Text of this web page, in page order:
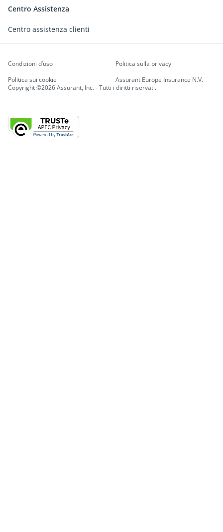
Centro Assistenza
Centro assistenza clienti
Copyright ©2026 Assurant, Inc. - Tutti i diritti riservati.
Condizioni d’uso
Politica sulla privacy
Politica sui cookie
Assurant Europe Insurance N.V.